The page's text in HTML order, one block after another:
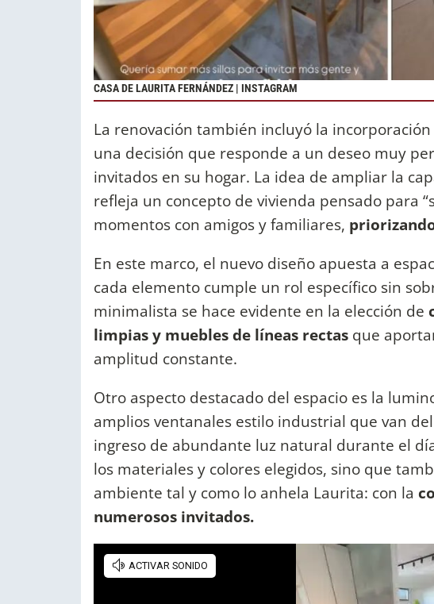
CASA DE LAURITA FERNÁNDEZ | INSTAGRAM
La renovación también incluyó la
una decisión que responde a un deseo muy
invitados en su hogar. La idea de ampliar la
refleja un concepto de vivienda pensado para
momentos con amigos y familiares,
En este marco, el nuevo diseño apuesta a
cada elemento cumple un rol específico sin
minimalista se hace evidente en la elección de
limpias y muebles de líneas rectas que
amplitud constante.
Otro aspecto destacado del espacio es la
amplios ventanales estilo industrial que van
ingreso de abundante luz natural durante el
los materiales y colores elegidos, sino que
ambiente tal y como lo anhela Laurita: con la
numerosos invitados.